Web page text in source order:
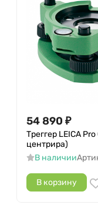
54 890 ₽
Треггер LEICA
центрира)
В наличии
В корзину